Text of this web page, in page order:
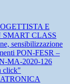
E
CLASS
sensibilizzazione
PON-FESR –
MA-2020-126
click"